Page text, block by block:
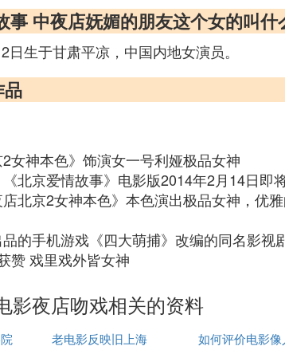
事 中夜店妩媚的朋友这个女的叫什
生于甘肃平凉，中国内地女演员。
品
女神本色》饰演女一号利娅极品女神
北京爱情故事》电影版2014年2月14日即将
北京2女神本色》本色演出极品女神，优
的手机游戏《四大萌捕》改编的同名影视
赞 戏里戏外皆女神
影夜店吻戏相关的资料
老电影反映旧上海 如何评价电影像